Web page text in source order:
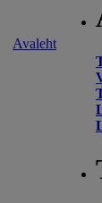
Avaleht